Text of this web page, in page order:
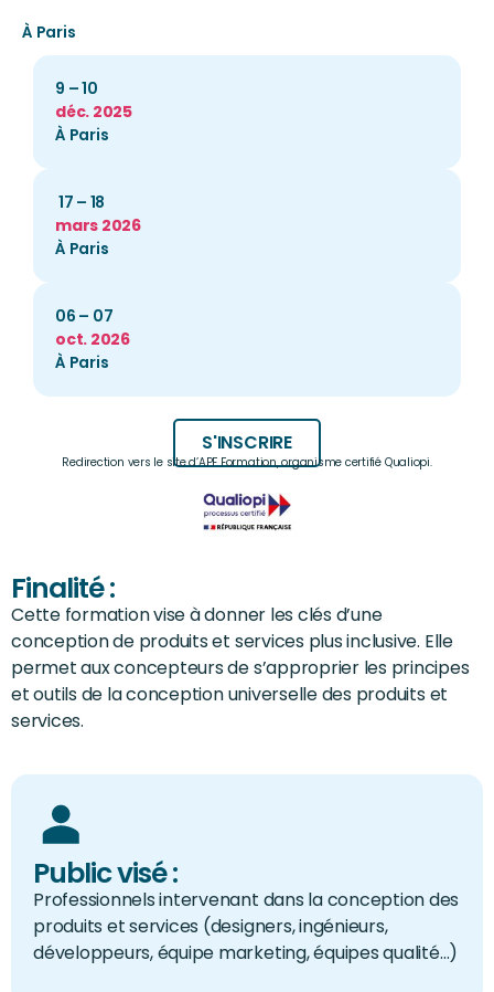
À Paris
9 – 10
déc. 2025
À Paris
17 – 18
mars 2026
À Paris
06 – 07
oct. 2026
À Paris
S'INSCRIRE
Redirection vers le site d’APF Formation, organisme certifié Qualiopi.
Finalité :
Cette formation vise à donner les clés d’une
conception de produits et services plus inclusive. Elle
permet aux concepteurs de s’approprier les principes
et outils de la conception universelle des produits et
services.
Public visé :
Professionnels intervenant dans la conception des
produits et services (designers, ingénieurs,
développeurs, équipe marketing, équipes qualité…)